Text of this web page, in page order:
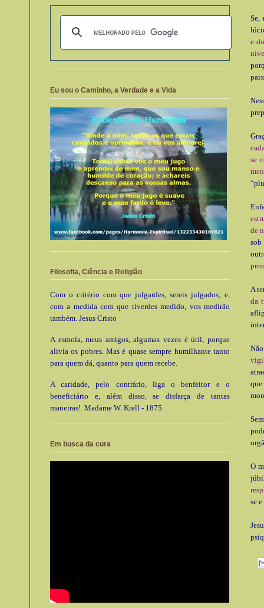
Se,
e
se
de
sob
A
da
O
se
Eu sou o Caminho, a Verdade e a Vida
Filosofia, Ciência e Religião
Com o critério com que julgardes, sereis julgados; e,
com a medida com que tiverdes medido, vos medirão
também. Jesus Cristo
A esmola, meus amigos, algumas vezes é útil, porque
alivia os pobres. Mas é quase sempre humilhante tanto
para quem dá, quanto para quem recebe.
A caridade, pelo contrário, liga o benfeitor e o
beneficiário e, além disso, se disfarça de tantas
maneiras!. Madame W. Krell - 1875.
Em busca da cura